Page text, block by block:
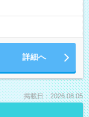
詳細へ
掲載日：2026.08.05